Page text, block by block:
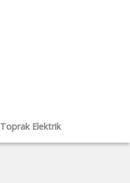
Toprak Elektrik